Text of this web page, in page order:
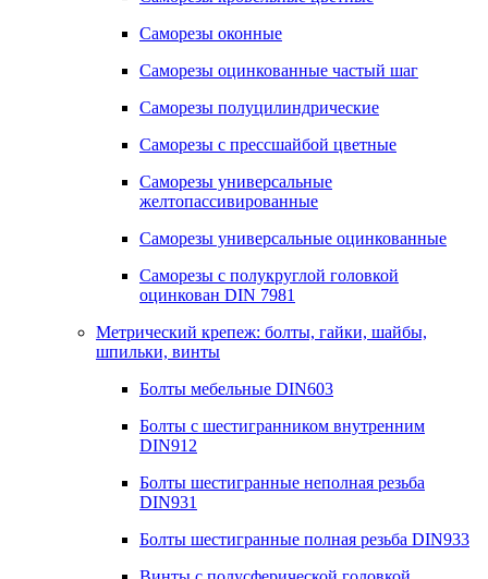
Саморезы оконные
Саморезы оцинкованные частый шаг
Саморезы полуцилиндрические
Саморезы с прессшайбой цветные
Саморезы универсальные
желтопассивированные
Саморезы универсальные оцинкованные
Саморезы с полукруглой головкой
оцинкован DIN 7981
Метрический крепеж: болты, гайки, шайбы,
шпильки, винты
Болты мебельные DIN603
Болты с шестигранником внутренним
DIN912
Болты шестигранные неполная резьба
DIN931
Болты шестигранные полная резьба DIN933